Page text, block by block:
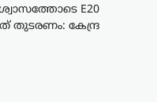
E20
തുടരണം: കേന്ദ്ര